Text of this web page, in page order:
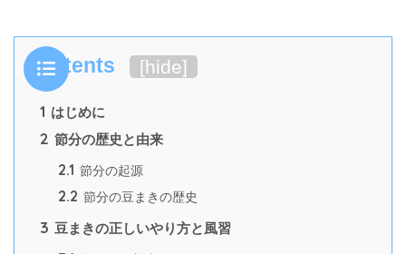
Contents [hide]
1 はじめに
2 節分の歴史と由来
2.1 節分の起源
2.2 節分の豆まきの歴史
3 豆まきの正しいやり方と風習